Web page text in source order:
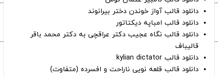
دانلود قالب آواز خوندن دختر بیرانوند
دانلود قالب امباپه دیکتاتور
دانلود قالب نگاه عجیب دکتر عراقچی به دکتر محمد باقر
قالیباف
دانلود قالب kylian dictator
دانلود قالب قلعه نویی ناراحت و افسرده (متفاوت)